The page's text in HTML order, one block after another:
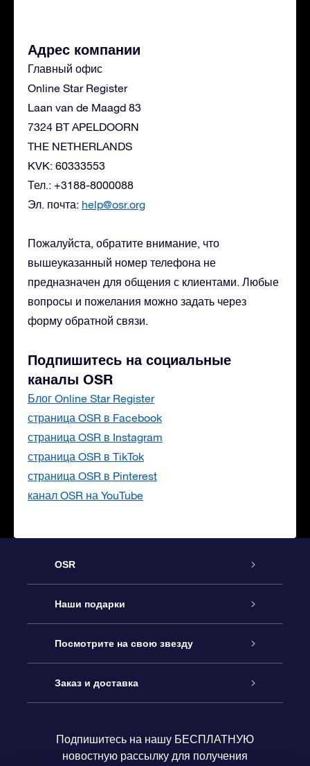
Адрес компании
Главный офис
Online Star Register
Laan van de Maagd 83
7324 BT APELDOORN
THE NETHERLANDS
KVK: 60333553
Тел.: +3188-8000088
Эл. почта: help@osr.org
Пожалуйста, обратите внимание, что
вышеуказанный номер телефона не
предназначен для общения с клиентами. Любые
вопросы и пожелания можно задать через
форму обратной связи.
Подпишитесь на социальные
каналы OSR
Блог Online Star Register
страница OSR в Facebook
страница OSR в Instagram
страница OSR в TikTok
страница OSR в Pinterest
канал OSR на YouTube
OSR
Обслуживание
Как с нами связаться
Блог
Отзывы
Наши подарки
Онлайн подарок Online Star Gift
Подарочный набор OSR
Подарочная карта OSR
Посмотрите на свою звезду
Звездный реестр
Персонализированная страница Star Page
Заказ и доставка
Платежная информация
Подпишитесь на нашу БЕСПЛАТНУЮ
новостную рассылку для получения